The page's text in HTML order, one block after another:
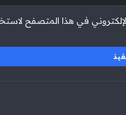
في هذا المتصفح